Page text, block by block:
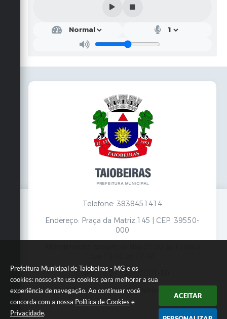
Prefeitura Municipal de Taiobeiras - MG e os
cookies: nosso site usa cookies para melhorar a sua
experiência de navegação. Ao continuar você
concorda com a nossa Política de Cookies e
Privacidade.
ACEITAR
Telefone: 3838451414
Endereço: Praça da Matriz,145 | CEP: 39550-
000
CNPJ: 18.017.384/0001-10
Prefeitura Municipal de Taiobeiras - MG